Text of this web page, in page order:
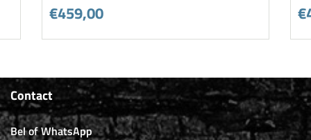
€459,00
Contact
Bel of WhatsApp